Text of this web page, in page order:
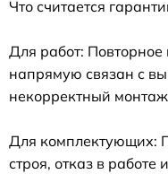
Что считается
Для работ:
напрямую связан с
некорректный
Для комплектующих:
строя, отказ в